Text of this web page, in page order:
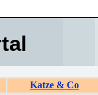
Katze & Co